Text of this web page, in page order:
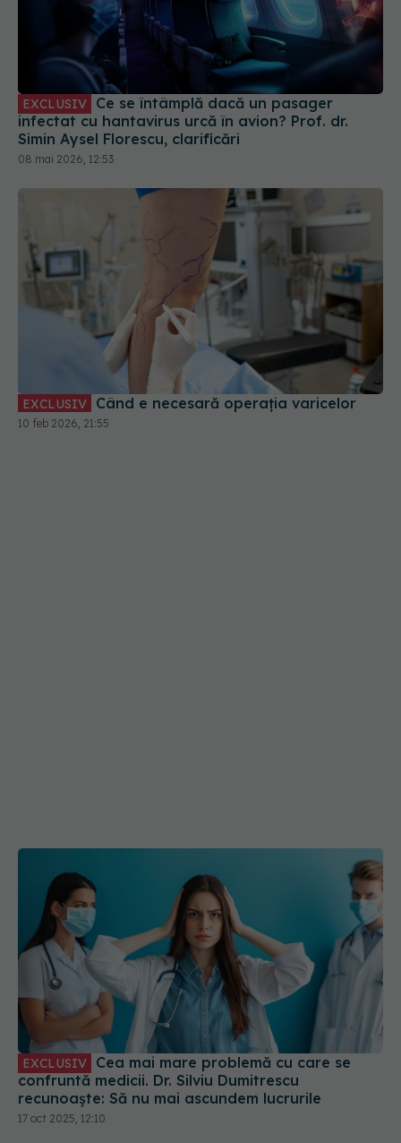
EXCLUSIV Ce se întâmplă dacă un pasager
infectat cu hantavirus urcă în avion? Prof. dr.
Simin Aysel Florescu, clarificări
08 mai 2026, 12:53
Când e necesară operația varicelor
EXCLUSIV
Cea mai mare problemă cu care se
confruntă medicii. Dr. Silviu Dumitrescu
recunoaște: Să nu mai ascundem lucrurile
17 oct 2025, 12:10